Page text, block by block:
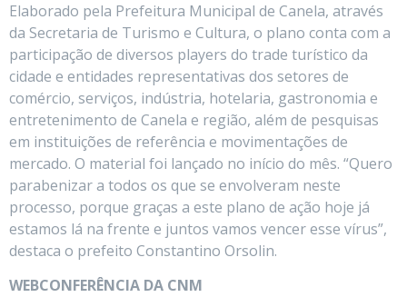
Elaborado pela Prefeitura Municipal de Canela, através
da Secretaria de Turismo e Cultura, o plano conta com a
participação de diversos players do trade turístico da
cidade e entidades representativas dos setores de
comércio, serviços, indústria, hotelaria, gastronomia e
entretenimento de Canela e região, além de pesquisas
em instituições de referência e movimentações de
mercado. O material foi lançado no início do mês. “Quero
parabenizar a todos os que se envolveram neste
processo, porque graças a este plano de ação hoje já
estamos lá na frente e juntos vamos vencer esse vírus”,
destaca o prefeito Constantino Orsolin.
WEBCONFERÊNCIA DA CNM